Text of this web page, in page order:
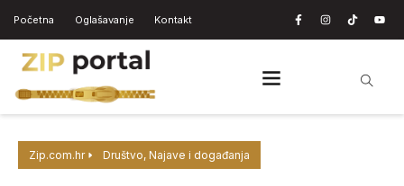
Početna Oglašavanje Kontakt
Zip.com.hr Društvo, Najave i događanja